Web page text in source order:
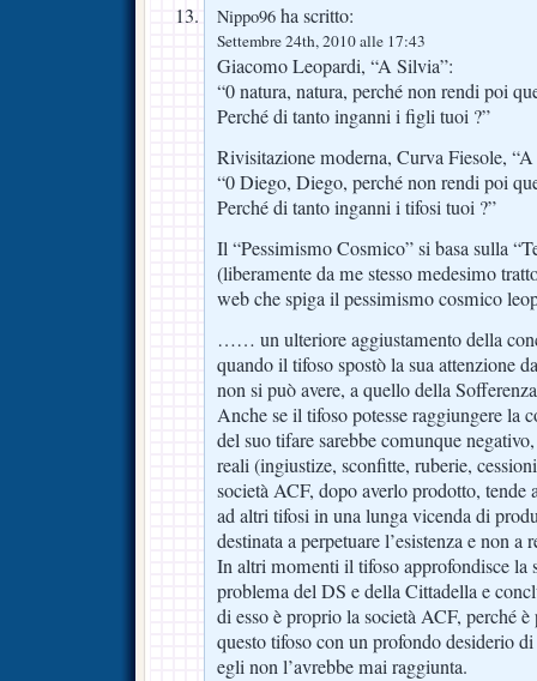
Nippo96 ha scritto:
Settembre 24th, 2010 alle 17:43
Giacomo Leopardi, “A Silvia”:
“0 natura, natura, perché non rendi poi
Perché di tanto inganni i figli tuoi ?”
Rivisitazione moderna, Curva Fiesole,
“0 Diego, Diego, perché non rendi poi
Perché di tanto inganni i tifosi tuoi ?”
Il “Pessimismo Cosmico” si basa sulla
(liberamente da me stesso medesimo
web che spiga il pessimismo cosmico
…… un ulteriore aggiustamento della
quando il tifoso spostò la sua attenzione
non si può avere, a quello della
Anche se il tifoso potesse raggiungere la
del suo tifare sarebbe comunque
reali (ingiustize, sconfitte, ruberie,
società ACF, dopo averlo prodotto,
ad altri tifosi in una lunga vicenda di
destinata a perpetuare l’esistenza e non
In altri momenti il tifoso approfondisce la
problema del DS e della Cittadella e
di esso è proprio la società ACF, perché è
questo tifoso con un profondo desiderio
egli non l’avrebbe mai raggiunta.